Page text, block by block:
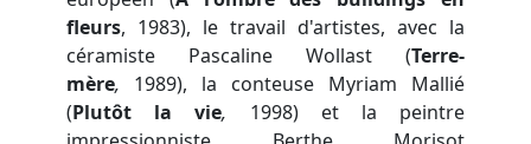
fleurs, 1983), le travail d'artistes, avec la
céramiste Pascaline Wollast (Terre-
mère, 1989), la conteuse Myriam Mallié
(Plutôt la vie, 1998) et la peintre